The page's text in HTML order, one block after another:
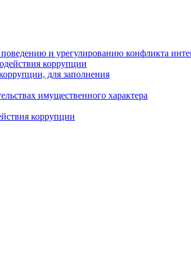
и урегулированию конфликта
коррупции
для заполнения
имущественного характера
коррупции